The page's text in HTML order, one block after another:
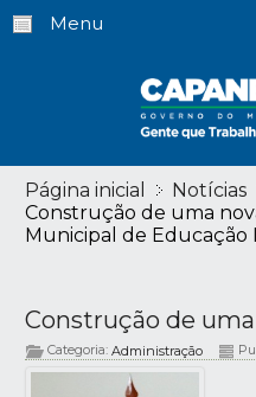
Menu
Página inicial Notícias
Construção de uma
Municipal de Educação
Categoria:Administração